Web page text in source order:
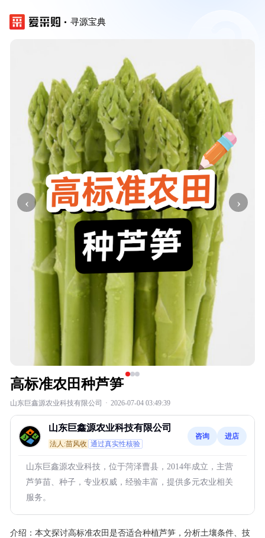
寻源宝典
‹ ›
高标准农田种芦笋
山东巨鑫源农业科技有限公司 · 2026-07-04 03:49:39
山东巨鑫源农业科技有限公司
法人:苗风收 通过真实性核验
咨询 进店
山东巨鑫源农业科技，位于菏泽曹县，2014年成立，主营
芦笋苗、种子，专业权威，经验丰富，提供多元农业相关
服务。
介绍： 本文探讨高标准农田是否适合种植芦笋，分析土壤条件、技